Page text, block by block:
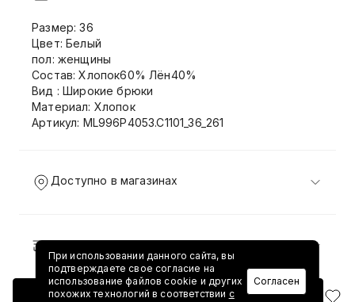
Добавить в корзину
Размер: 36
Цвет: Белый
пол: женщины
Состав: Хлопок60% Лён40%
Вид : Широкие брюки
Материал: Хлопок
Артикул: ML996P4053.C1101_36_261
Доступно в магазинах
Доставка и возврат
При использовании данного сайта, вы
подтверждаете свое согласие на
использование файлов cookie и других
похожих технологий в соответствии с
Согласен